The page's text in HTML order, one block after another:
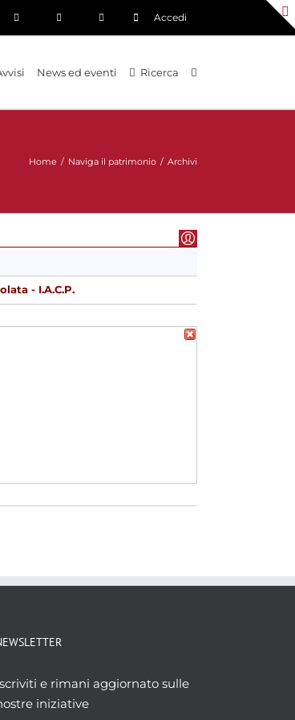
Accedi
News ed eventi Ricerca
Home / Naviga il patrimonio / Archivi
- I.A.C.P.
e rimani aggiornato sulle
iniziative